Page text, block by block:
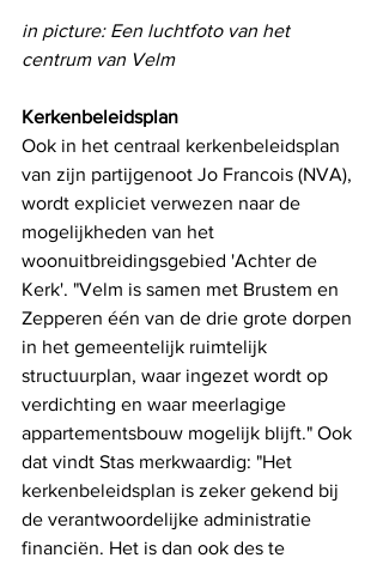
in picture: Een luchtfoto van het
centrum van Velm
Kerkenbeleidsplan
Ook in het centraal kerkenbeleidsplan
van zijn partijgenoot Jo Francois (NVA),
wordt expliciet verwezen naar de
mogelijkheden van het
woonuitbreidingsgebied 'Achter de
Kerk'. "Velm is samen met Brustem en
Zepperen één van de drie grote dorpen
in het gemeentelijk ruimtelijk
structuurplan, waar ingezet wordt op
verdichting en waar meerlagige
appartementsbouw mogelijk blijft." Ook
dat vindt Stas merkwaardig: "Het
kerkenbeleidsplan is zeker gekend bij
de verantwoordelijke administratie
financiën. Het is dan ook des te